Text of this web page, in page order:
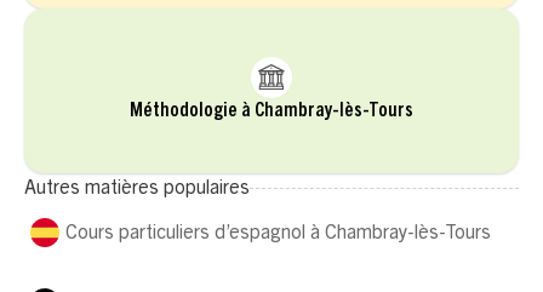
Méthodologie à Chambray-lès-Tours
Autres matières populaires
Cours particuliers d’espagnol à Chambray-lès-Tours